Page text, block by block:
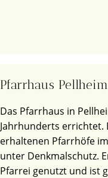
Pfarrhaus Pellheim
Das Pfarrhaus in
Jahrhunderts errichtet.
erhaltenen Pfarrhöfe
unter Denkmalschutz.
Pfarrei genutzt und ist